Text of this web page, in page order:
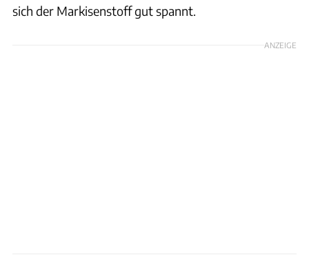
sich der Markisenstoff gut spannt.
ANZEIGE